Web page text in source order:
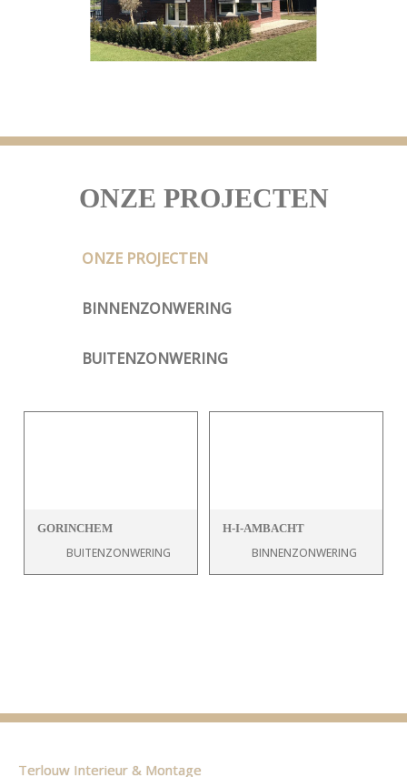
ONZE PROJECTEN
ONZE PROJECTEN
BINNENZONWERING
BUITENZONWERING
GORINCHEM
BUITENZONWERING
H-I-AMBACHT
BINNENZONWERING
Terlouw Interieur & Montage